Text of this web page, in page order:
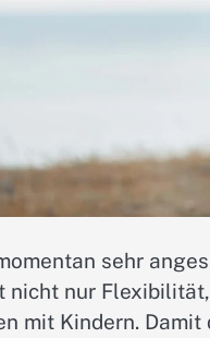
sehr
nicht nur
mit Kindern.